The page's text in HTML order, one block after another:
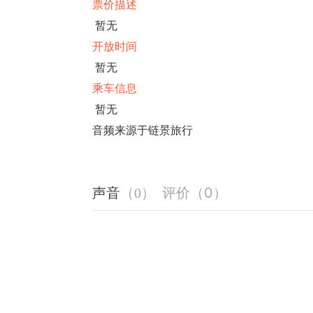
票价描述
暂无
开放时间
暂无
乘车信息
暂无
音频来源于链景旅行
声音 （0） 评价 （0 ）